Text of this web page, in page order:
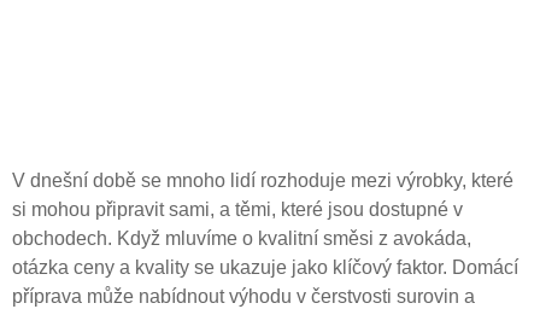
V dnešní době se mnoho lidí rozhoduje mezi výrobky, které
si mohou připravit sami, a těmi, které jsou dostupné v
obchodech. Když mluvíme o kvalitní směsi z avokáda,
otázka ceny a kvality se ukazuje jako klíčový faktor. Domácí
příprava může nabídnout výhodu v čerstvosti surovin a